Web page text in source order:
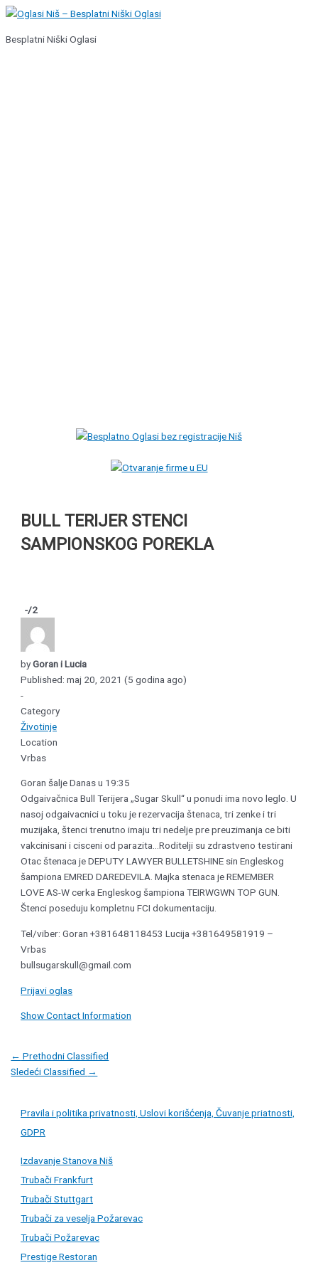
Pređi
sadržaj
Besplatni Niški Oglasi
BULL TERIJER STENCI
SAMPIONSKOG POREKLA
-/2
byGoran i Lucia
Published: maj 20, 2021 (5 godina ago)
-
Category
Životinje
Location
Vrbas
Goran šalje Danas u 19:35
Odgaivačnica Bull Terijera „Sugar Skull“ u ponudi ima novo leglo. U
nasoj odgaivacnici u toku je rezervacija štenaca, tri zenke i tri
muzijaka, štenci trenutno imaju tri nedelje pre preuzimanja ce biti
vakcinisani i cisceni od parazita…Roditelji su zdrastveno testirani
Otac štenaca je DEPUTY LAWYER BULLETSHINE sin Engleskog
šampiona EMRED DAREDEVILA. Majka stenaca je REMEMBER
LOVE AS-W cerka Engleskog šampiona TEIRWGWN TOP GUN.
Štenci poseduju kompletnu FCI dokumentaciju.
Tel/viber: Goran +381648118453 Lucija +381649581919 –
Vrbas
bullsugarskull@gmail.com
Prijavi oglas
Show Contact Information
Post
navigation
← Prethodni Classified
Sledeći Classified →
Pravila i politika privatnosti, Uslovi korišćenja, Čuvanje priatnosti,
GDPR
Izdavanje Stanova Niš
Trubači Frankfurt
Trubači Stuttgart
Trubači za veselja Požarevac
Trubači Požarevac
Prestige Restoran